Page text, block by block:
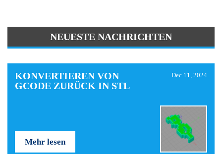
NEUESTE NACHRICHTEN
KONVERTIEREN VON
GCODE ZURÜCK IN STL
Dec 11, 2024
Mehr lesen